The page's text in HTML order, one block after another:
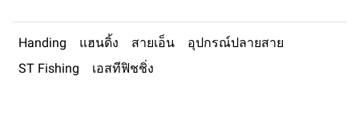
Handing แฮนดิ้ง สายเอ็น
อุปกรณ์ปลายสาย
ST Fishing
เอสทีฟิชชิ่ง